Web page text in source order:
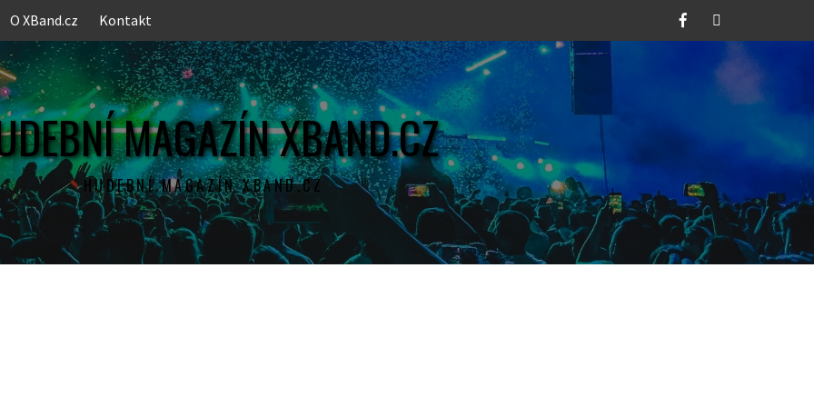
O XBand.cz Kontakt FacebookTwitter
MAGAZÍN XBAND.CZ
HUDEBNÍ MAGAZÍN XBAND.CZ